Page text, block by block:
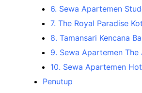
6. Sewa Apartemen
7. The Royal Paradise
8. Tamansari Kencana
9. Sewa Apartemen The
10. Sewa Apartemen
Penutup